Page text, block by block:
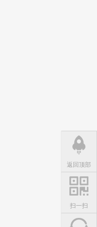
返回顶部
扫一扫